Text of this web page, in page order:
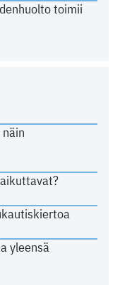
toimii
yleensä